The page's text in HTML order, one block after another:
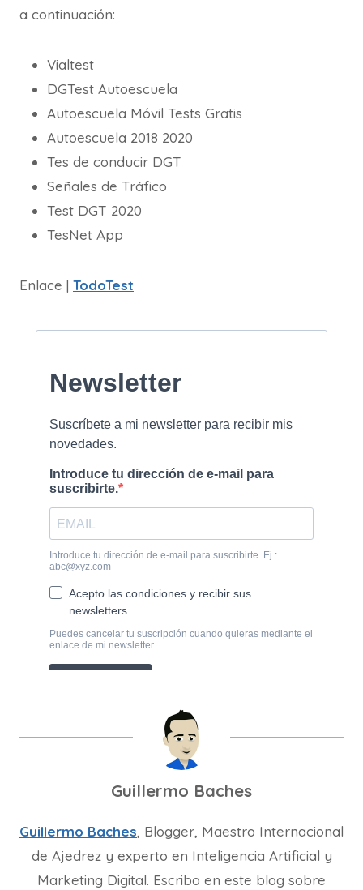
a continuación:
Vialtest
DGTest Autoescuela
Autoescuela Móvil Tests Gratis
Autoescuela 2018 2020
Tes de conducir DGT
Señales de Tráfico
Test DGT 2020
TesNet App
Enlace | TodoTest
Guillermo Baches
Guillermo Baches, Blogger, Maestro Internacional
de Ajedrez y experto en Inteligencia Artificial y
Marketing Digital. Escribo en este blog sobre